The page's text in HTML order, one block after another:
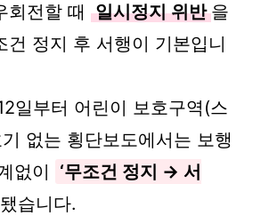
회전할 때 일시정지 위반 을
건 정지 후 서행이 기본입니
일부터 어린이 보호구역(스
없는 횡단보도에서는 보행
없이
‘무조건 정지 → 서
습니다.